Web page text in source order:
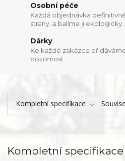
Osobní péče
Každá objednávka
strany, a balíme ji ekologicky.
Dárky
Ke každé zakázce
pozornost
Kompletní specifikace
Kompletní specifikace